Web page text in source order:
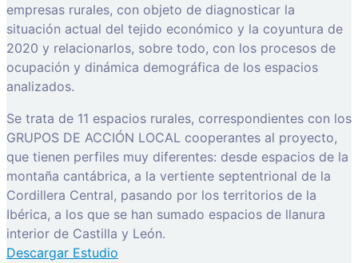
empresas rurales, con objeto de diagnosticar la
situación actual del tejido económico y la coyuntura de
2020 y relacionarlos, sobre todo, con los procesos de
ocupación y dinámica demográfica de los espacios
analizados.
Se trata de 11 espacios rurales, correspondientes con los
GRUPOS DE ACCIÓN LOCAL cooperantes al proyecto,
que tienen perfiles muy diferentes: desde espacios de la
montaña cantábrica, a la vertiente septentrional de la
Cordillera Central, pasando por los territorios de la
Ibérica, a los que se han sumado espacios de llanura
interior de Castilla y León.
Descargar Estudio